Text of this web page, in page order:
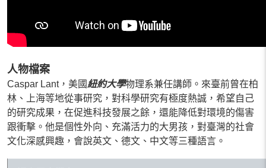
人物檔案
Caspar Lant，美國 紐約大學物理系兼任講師。來臺前曾在柏
林、上海等地從事研究，對科學研究有極度熱誠，希望自己
的研究成果，在促進科技發展之餘，還能降低對環境的傷害
跟衝擊。他是個性外向、充滿活力的大男孩，對臺灣的社會
文化深感興趣，會說英文、德文、中文等三種語言。